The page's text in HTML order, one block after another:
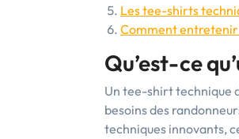
Les tee-shirts
Comment
Qu’est-ce
Un tee-shirt technique
besoins des
techniques innovants,